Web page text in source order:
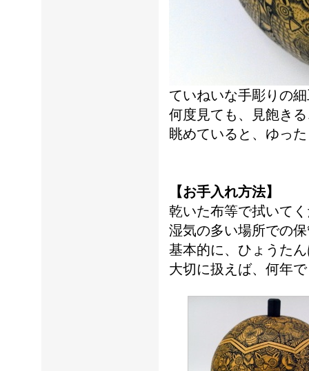
ていねいな手彫りの
何度見ても、見飽き
眺めていると、ゆっ
【お手入れ方法】
乾いた布等で拭いて
湿気の多い場所での
基本的に、ひょうた
大切に扱えば、何年